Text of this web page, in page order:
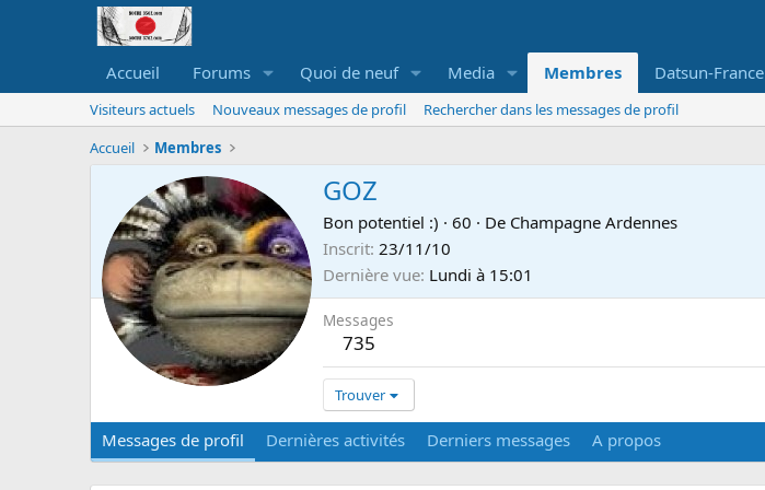
Accueil Forums Quoi de neuf Media Membres Datsun-France
Visiteurs actuels Nouveaux messages de profil
Rechercher dans les messages de profil
Accueil
Membres
GOZ
Bon potentiel :) · 60 · De Champagne Ardennes
Inscrit 23/11/10
Dernière vue Lundi à 15:01
Messages
735
Trouver
Messages de profil Dernières activités Derniers messages A propos